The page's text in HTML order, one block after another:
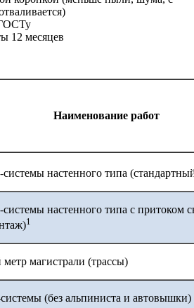
12 месяцев
Наименование работ
настенного типа
настенного типа с притоком
1
магистрали (трассы)
(без альпиниста и автовышки)